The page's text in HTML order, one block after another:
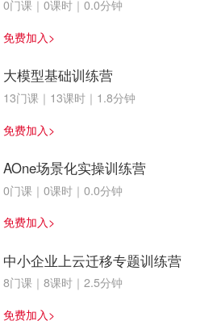
0门课｜0课时｜0.0分钟
免费加入>
大模型基础训练营
13门课｜13课时｜1.8分钟
免费加入>
AOne场景化实操训练营
0门课｜0课时｜0.0分钟
免费加入>
中小企业上云迁移专题训练营
8门课｜8课时｜2.5分钟
免费加入>